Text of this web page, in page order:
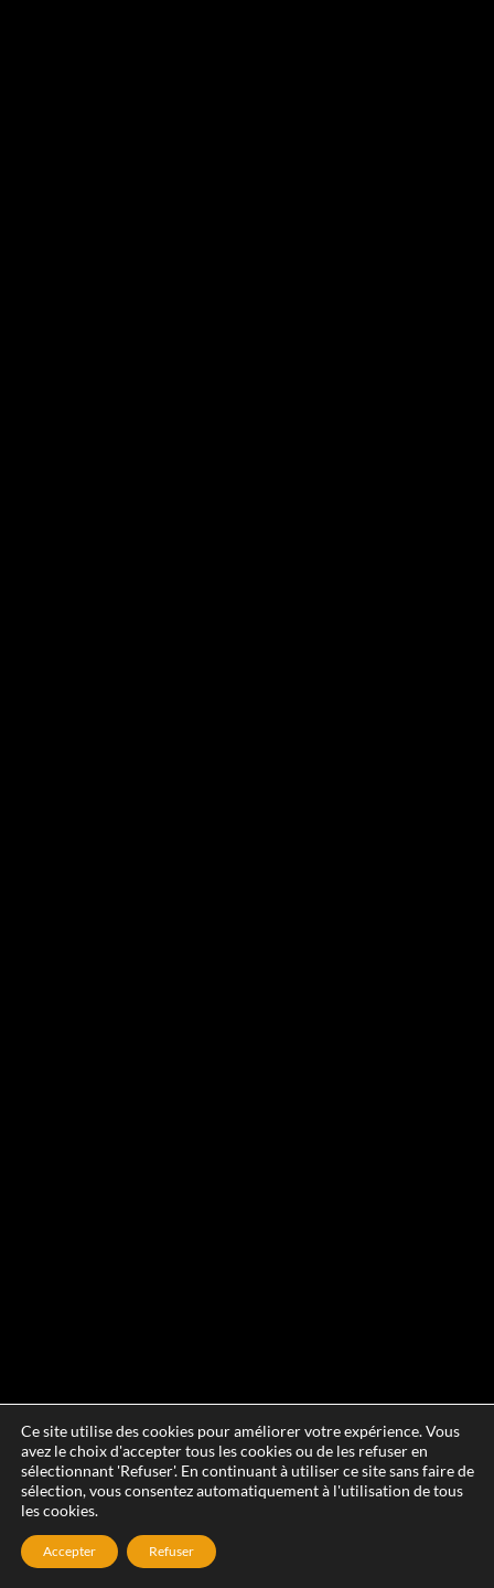
Ce site utilise des cookies pour améliorer votre expérience. Vous
avez le choix d'accepter tous les cookies ou de les refuser en
sélectionnant 'Refuser'. En continuant à utiliser ce site sans faire de
sélection, vous consentez automatiquement à l'utilisation de tous
les cookies.
Accepter Refuser